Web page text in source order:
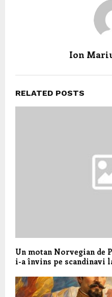
Ion
RELATED POSTS
Un motan Norvegian de
i-a învins pe scandinavi